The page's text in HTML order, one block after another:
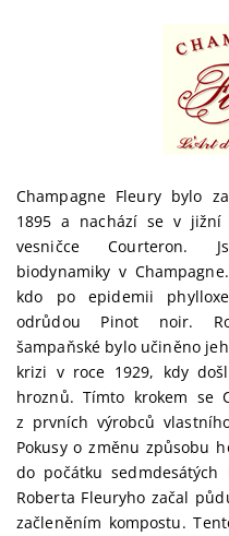
Champagne Fleury bylo
1895 a nachází se v
vesničce Courteron.
biodynamiky v
kdo po epidemii
odrůdou Pinot noir.
šampaňské bylo učiněno
krizi v roce 1929, kdy
hroznů. Tímto krokem se
z prvních výrobců
Pokusy o změnu způsobu
do počátku sedmdesátých
Roberta Fleuryho začal
začleněním kompostu.